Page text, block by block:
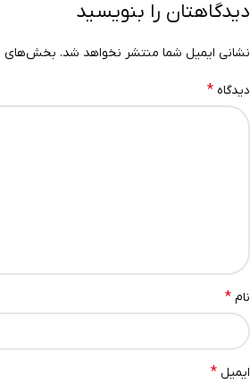
دیدگاهتان را بنویسید
نشانی ایمیل شما منتشر نخواهد شد. بخش‌های
دیدگاه *
نام *
ایمیل *